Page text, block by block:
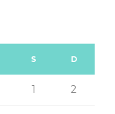
S D
1 2